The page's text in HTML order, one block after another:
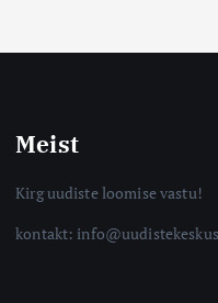
Meist
Kirg uudiste loomise vastu!
kontakt: